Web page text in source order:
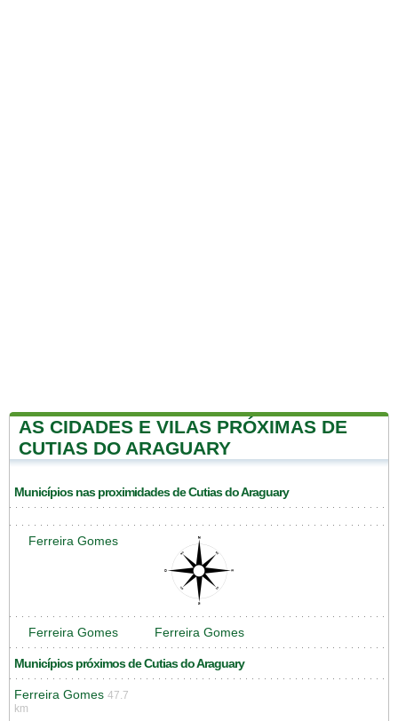
AS CIDADES E VILAS PRÓXIMAS DE
CUTIAS DO ARAGUARY
Municípios nas proximidades de Cutias do Araguary
Ferreira Gomes
Ferreira Gomes Ferreira Gomes
Municípios próximos de Cutias do Araguary
Ferreira Gomes 47.7
km